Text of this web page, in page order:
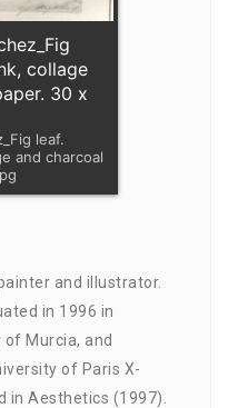
collage
30 x
leaf.
and charcoal
and illustrator.
in 1996 in
Murcia, and
of Paris X-
in Aesthetics (1997).